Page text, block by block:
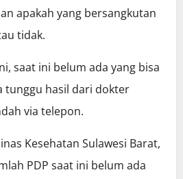
apakah yang bersangkutan
tidak.
saat ini belum ada yang bisa
tunggu hasil dari dokter
via telepon.
Kesehatan Sulawesi Barat,
PDP saat ini belum ada